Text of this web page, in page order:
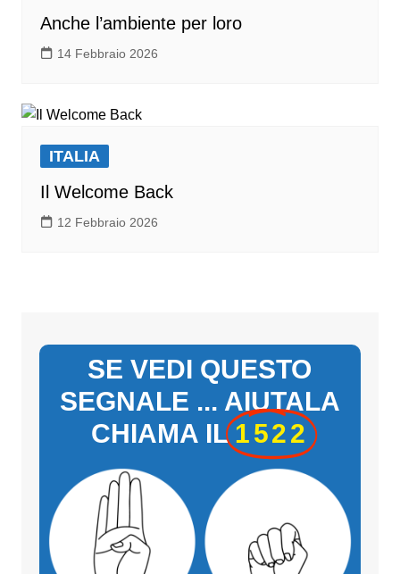
Anche l’ambiente per loro
14 Febbraio 2026
ITALIA
Il Welcome Back
12 Febbraio 2026
SE VEDI QUESTO
SEGNALE ... AIUTALA
CHIAMA IL1522